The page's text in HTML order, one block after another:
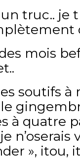
truc.. je
mois
soutifs
à quatre
n’oserais
», itou,